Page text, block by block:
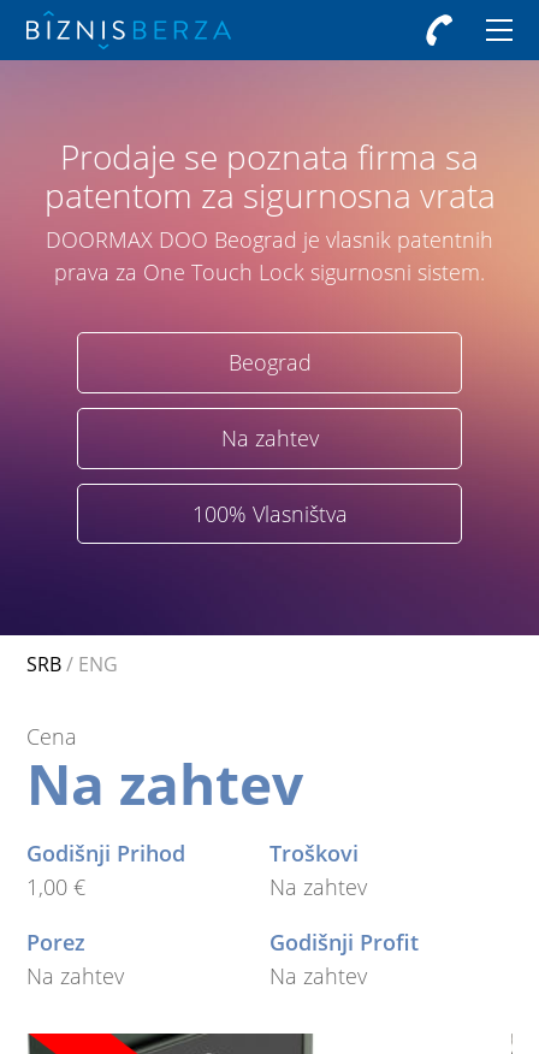
Prodaje se poznata firma sa
patentom za sigurnosna vrata
DOORMAX DOO Beograd je vlasnik patentnih
prava za One Touch Lock sigurnosni sistem.
Beograd
Na zahtev
100% Vlasništva
SRB/ ENG
Cena
Na zahtev
Godišnji Prihod
1,00 €
Troškovi
Na zahtev
Porez
Na zahtev
Godišnji Profit
Na zahtev